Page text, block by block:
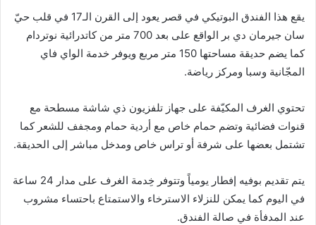
يقع هذا الفندق البوتيكي في قصر يعود إلى القرن الـ17 في قلب حيّ
سان جيرمان دي بر الواقع على بعد 700 متر من كاتدرائية نوتردام
كما يضم حديقة مساحتها 150 متر مربع ويوفر خدمة الواي فاي
المجّانية وسبا ومركز رياضة.
تحتوي الغرف المكيّفة على جهاز تلفزيون ذي شاشة مسطحة مع
قنوات فضائية وتضم حمام خاص مع أردية حمام ومجفف للشعر كما
تشتمل بعضها على شرفة أو تراس خاص ومدخل مباشر إلى الحديقة.
يتم تقديم بوفيه إفطار يومياً وتتوفر خِدمة الغرف على مدار 24 ساعة
في اليوم كما يمكن للنزلاء الاسترخاء والاستمتاع باحتساء مشروب
عند المدفأة في صالة الفندق.